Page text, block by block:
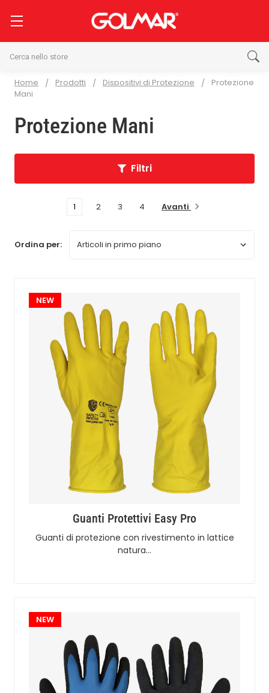
Home Prodotti Dispositivi di Protezione
Protezione
Mani
Protezione Mani
Filtri
1 2 3 4 Avanti
Ordina per:
NEW
Guanti Protettivi Easy Pro
Guanti di protezione con rivestimento in lattice
natura…
NEW